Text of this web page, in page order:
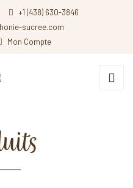
+1 (438) 630-3846
sucree.com
Mon Compte